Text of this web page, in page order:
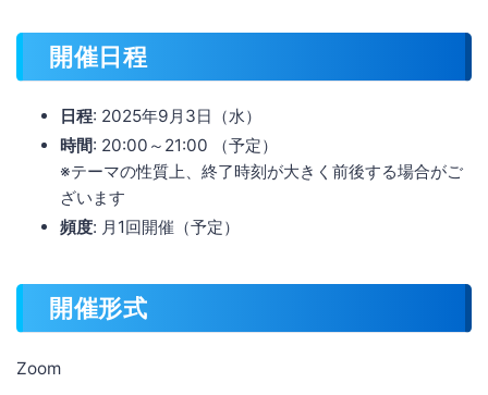
開催日程
日程: 2025年9月3日（水）
時間: 20:00～21:00 （予定）
※テーマの性質上、終了時刻が大きく前後する場合がご
ざいます
頻度: 月1回開催（予定）
開催形式
Zoom